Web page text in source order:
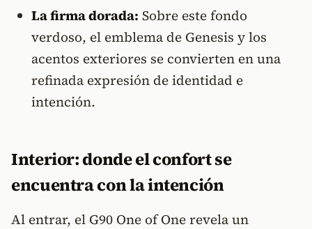
La firma dorada: Sobre este fondo
verdoso, el emblema de Genesis y los
acentos exteriores se convierten en una
refinada expresión de identidad e
intención.
Interior: donde el confort se
encuentra con la intención
Al entrar, el G90 One of One revela un